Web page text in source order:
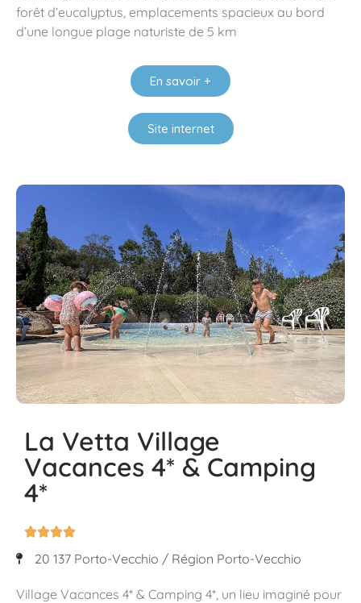
forêt d’eucalyptus, emplacements spacieux au bord
d’une longue plage naturiste de 5 km
En savoir +
Site internet
La Vetta Village
Vacances 4* & Camping
4*

20 137 Porto-Vecchio / Région Porto-Vecchio
Village Vacances 4* & Camping 4*, un lieu imaginé pour